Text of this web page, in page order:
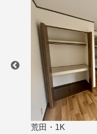
中央町・1K